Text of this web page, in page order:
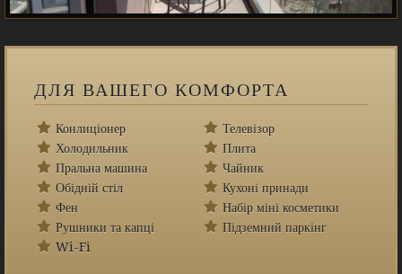
ДЛЯ ВАШЕГО КОМФОРТА
Конлиціонер
Телевізор
Холодильник
Плита
Пральна машина
Чайник
Обідній стіл
Кухоні принади
Фен
Набір міні косметики
Рушники та капці
Підземний паркінг
Wi-Fi